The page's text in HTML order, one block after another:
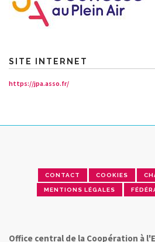
CONTACT
SITE INTERNET
https://jpa.asso.fr/
CONTACT COOKIES
MENTIONS LÉGALES
Office central de la Coopération à